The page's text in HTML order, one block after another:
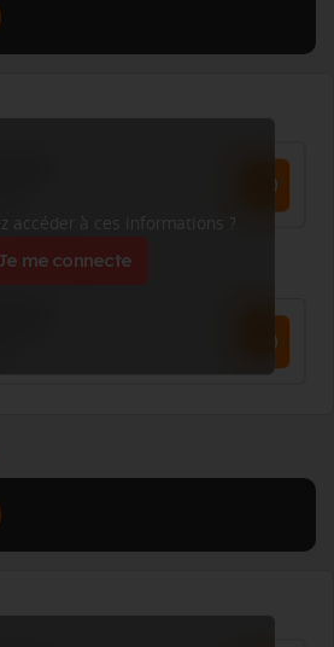
accéder à ces informations ?
me connecte